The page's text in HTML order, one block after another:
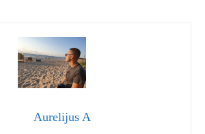
Aurelijus A